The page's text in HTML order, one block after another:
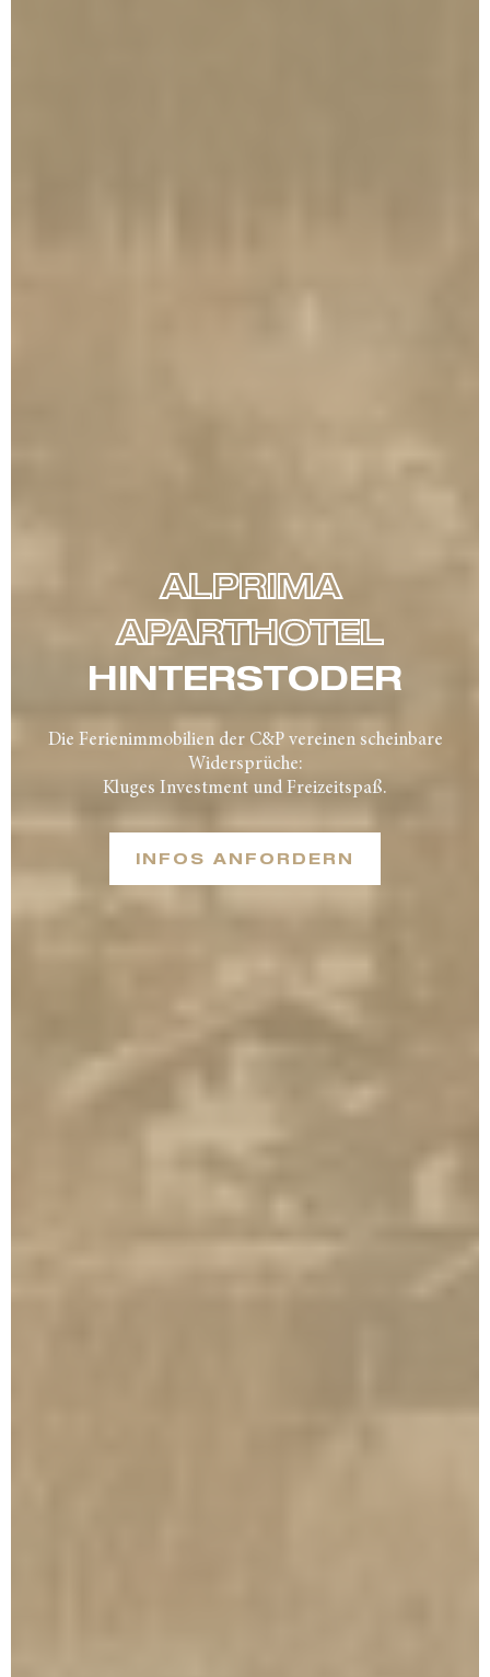
ALPRIMA
APARTHOTEL
HINTERSTODER
Die Ferienimmobilien der C&P vereinen scheinbare
Widersprüche:
Kluges Investment und Freizeitspaß.
INFOS ANFORDERN